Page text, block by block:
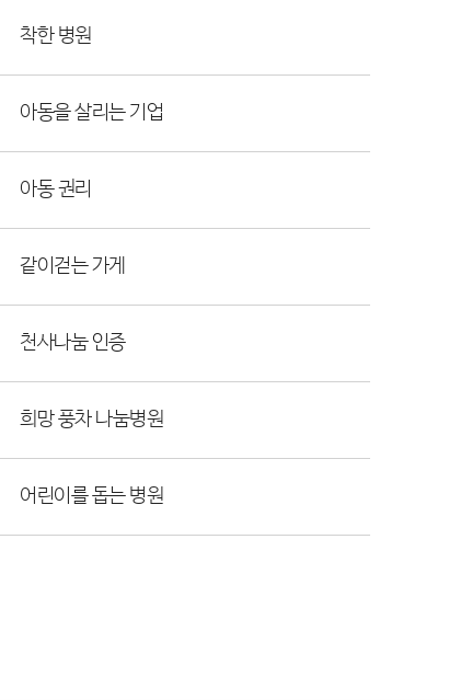
착한 병원
아동을 살리는 기업
아동 권리
같이걷는 가게
천사나눔 인증
희망 풍차 나눔병원
어린이를 돕는 병원